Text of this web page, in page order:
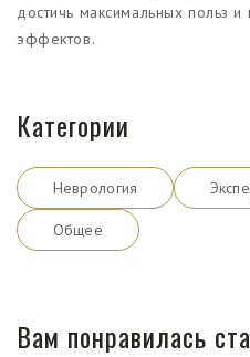
достичь максимальных польз
эффектов.
Категории
Неврология
Общее
Вам понравилась